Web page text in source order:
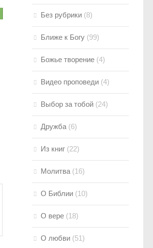
Без рубрики (8)
Ближе к Богу (99)
Божье творение (4)
Видео проповеди (4)
Выбор за тобой (24)
Дружба (6)
Из книг (22)
Молитва (16)
О Библии (10)
О вере (18)
О любви (51)